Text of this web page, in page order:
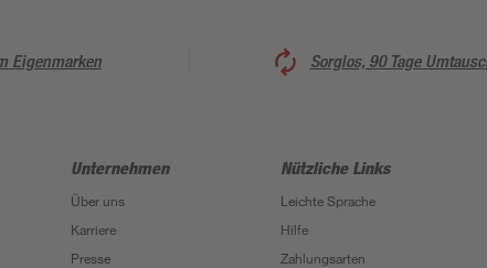
Eigenmarken Sorglos, 90 Tage
Unternehmen
Über uns
Karriere
Presse
Nützliche Links
Leichte Sprache
Hilfe
Zahlungsarten